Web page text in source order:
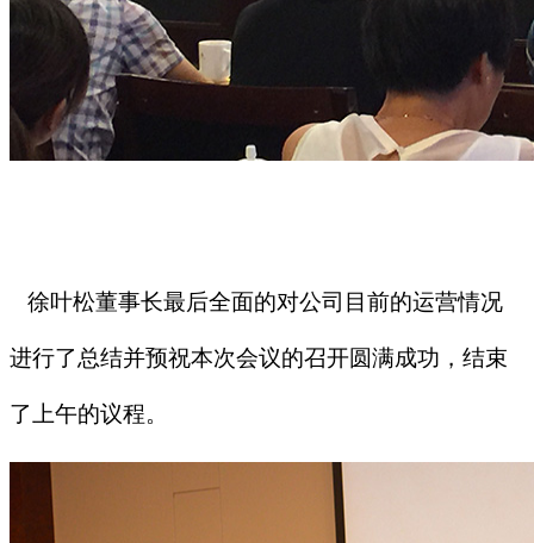
徐叶松董事长最后全面的对公司目前的运营情况
进行了总结并预祝本次会议的召开圆满成功，结束
了上午的议程。